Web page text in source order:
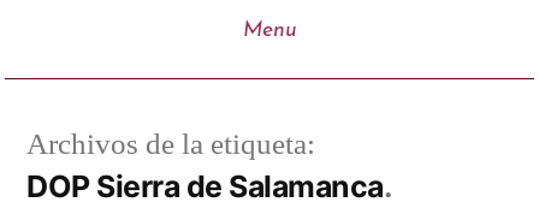
Archivos de la etiqueta:
DOP Sierra de Salamanca